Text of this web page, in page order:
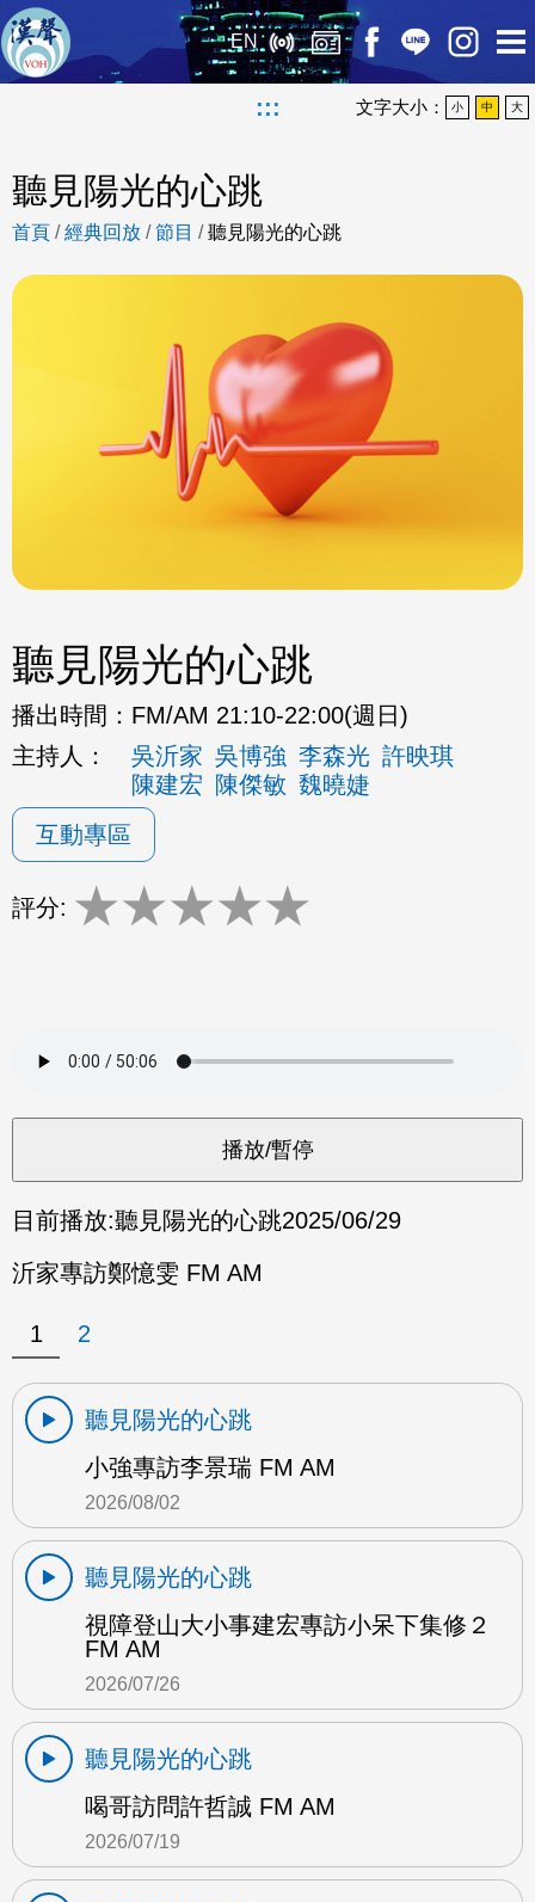
EN
::: 文字大小： 小 中 大
聽見陽光的心跳
首頁 /經典回放 /節目 /聽見陽光的心跳
聽見陽光的心跳
播出時間： FM/AM 21:10-22:00(週日)
主持人：
吳沂家 吳博強 李森光 許映琪
陳建宏 陳傑敏 魏曉婕
互動專區
評分: ★★★★★
目前播放:聽見陽光的心跳2025/06/29
沂家專訪鄭憶雯 FM AM
1 2
聽見陽光的心跳
小強專訪李景瑞 FM AM
2026/08/02
聽見陽光的心跳
視障登山大小事建宏專訪小呆下集修２
FM AM
2026/07/26
聽見陽光的心跳
喝哥訪問許哲誠 FM AM
2026/07/19